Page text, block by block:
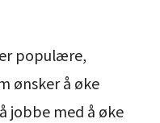
populære,
ønsker å øke
jobbe med å øke